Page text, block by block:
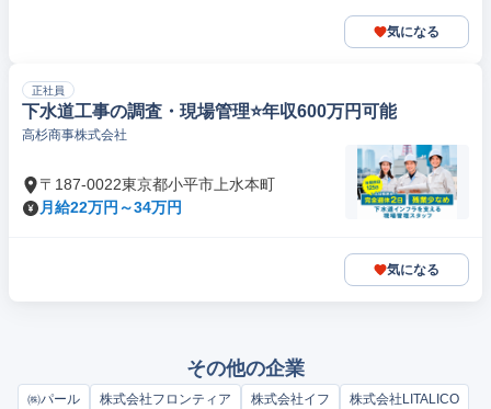
気になる
正社員
下水道工事の調査・現場管理⭐年収600万円可能
高杉商事株式会社
〒187-0022東京都小平市上水本町
月給22万円～34万円
気になる
その他の企業
㈱パール 株式会社フロンティア 株式会社イフ 株式会社LITALICO